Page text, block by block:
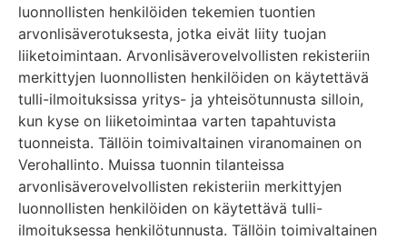
luonnollisten henkilöiden tekemien tuontien
arvonlisäverotuksesta, jotka eivät liity tuojan
liiketoimintaan. Arvonlisäverovelvollisten rekisteriin
merkittyjen luonnollisten henkilöiden on käytettävä
tulli-ilmoituksissa yritys- ja yhteisötunnusta silloin,
kun kyse on liiketoimintaa varten tapahtuvista
tuonneista. Tällöin toimivaltainen viranomainen on
Verohallinto. Muissa tuonnin tilanteissa
arvonlisäverovelvollisten rekisteriin merkittyjen
luonnollisten henkilöiden on käytettävä tulli-
ilmoituksessa henkilötunnusta. Tällöin toimivaltainen